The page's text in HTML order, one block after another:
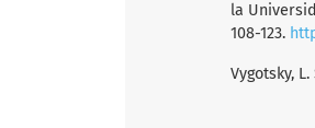
la
108-123.
Vygotsky,